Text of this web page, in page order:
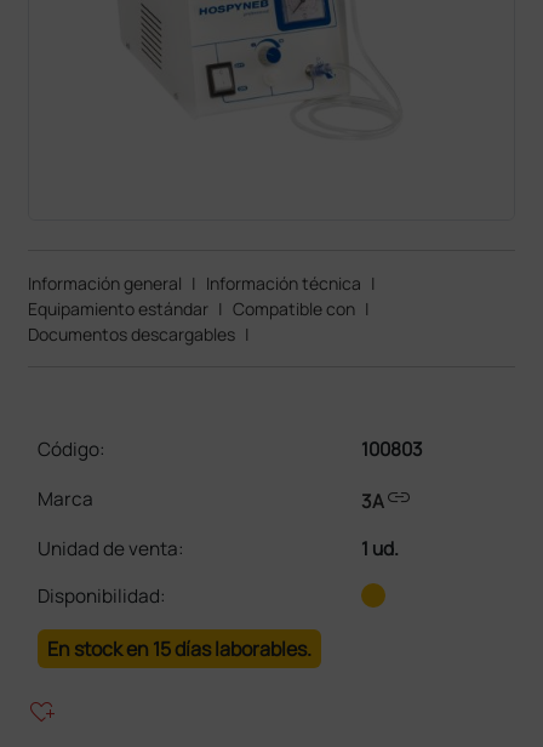
Información general | Información técnica |
Equipamiento estándar | Compatible con |
Documentos descargables |
Código:
100803
Marca
3Alink
Unidad de venta:
1 ud.
Disponibilidad:
En stock en 15 días laborables.
heart_plus